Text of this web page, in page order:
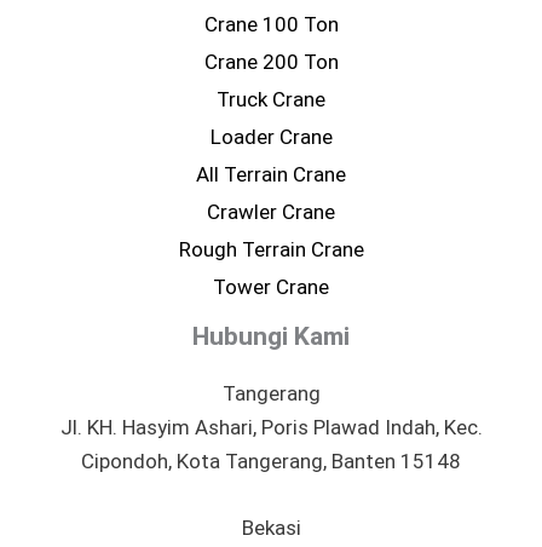
Hubungi Kami
Tangerang
Jl. KH. Hasyim Ashari, Poris Plawad Indah, Kec.
Cipondoh, Kota Tangerang, Banten 15148
Bekasi
Crane 100 Ton
Crane 200 Ton
Truck Crane
Loader Crane
All Terrain Crane
Crawler Crane
Rough Terrain Crane
Tower Crane